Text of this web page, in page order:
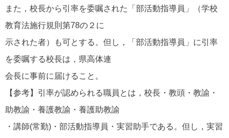
また，校長から引率を委嘱された「部活動指導員」（学校
教育法施行規則第78の２に
示された者）も可とする。但し，「部活動指導員」に引率
を委嘱する校長は，県高体連
会長に事前に届けること。
【参考】引率が認められる職員とは，校長・教頭・教諭・
助教諭・養護教諭・養護助教諭
・講師(常勤)・部活動指導員・実習助手である。但し，実習